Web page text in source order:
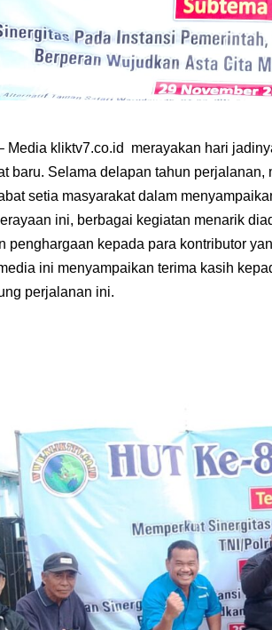
Media kliktv7.co.id
merayakan hari
baru. Selama delapan tahun
setia masyarakat dalam
ini, berbagai kegiatan menarik
penghargaan kepada para kontributor
ini menyampaikan terima kasih
perjalanan ini.